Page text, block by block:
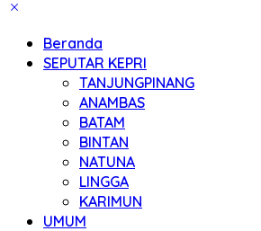
Beranda
SEPUTAR KEPRI
TANJUNGPINANG
ANAMBAS
BATAM
BINTAN
NATUNA
LINGGA
KARIMUN
UMUM